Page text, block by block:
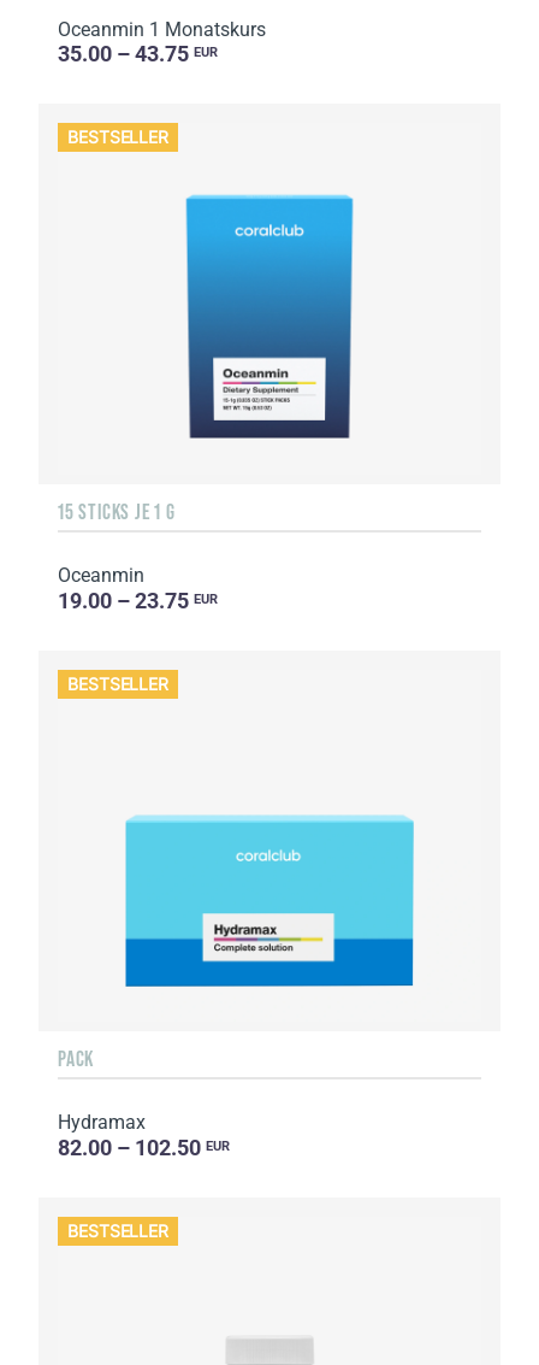
Oceanmin 1 Monatskurs
35.00 – 43.75 EUR
BESTSELLER
15 STICKS JE 1 G
Oceanmin
19.00 – 23.75 EUR
BESTSELLER
PACK
Hydramax
82.00 – 102.50 EUR
BESTSELLER